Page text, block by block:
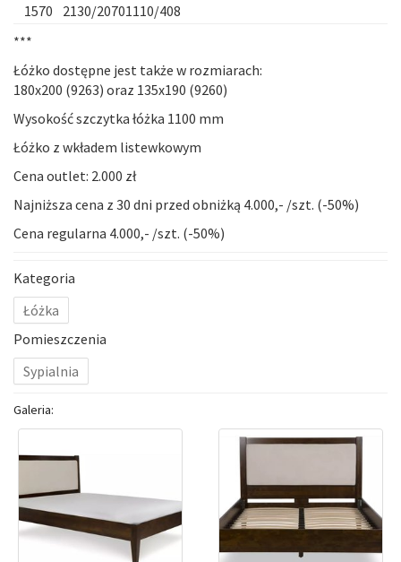
1570 2130/20701110/408
***
Łóżko dostępne jest także w rozmiarach:
180x200 (9263) oraz 135x190 (9260)
Wysokość szczytka łóżka 1100 mm
Łóżko z wkładem listewkowym
Cena outlet: 2.000 zł
Najniższa cena z 30 dni przed obniżką 4.000,- /szt. (-50%)
Cena regularna 4.000,- /szt. (-50%)
Kategoria
Łóżka
Pomieszczenia
Sypialnia
Galeria: